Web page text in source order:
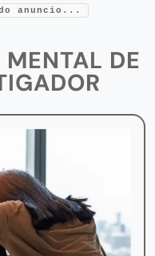
anuncio...
DE